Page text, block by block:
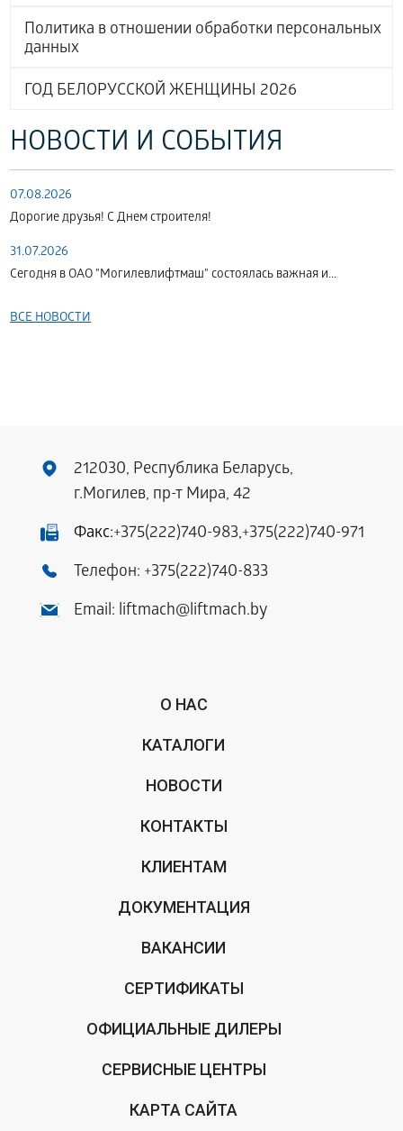
Политика в отношении обработки персональных
данных
ГОД БЕЛОРУССКОЙ ЖЕНЩИНЫ 2026
НОВОСТИ И СОБЫТИЯ
07.08.2026
Дорогие друзья! С Днем строителя!
31.07.2026
Сегодня в ОАО "Могилевлифтмаш" состоялась важная и...
ВСЕ НОВОСТИ
212030, Республика Беларусь,
г.Могилев, пр-т Мира, 42
Факс:+375(222)740-983,+375(222)740-971
Телефон: +375(222)740-833
Email: liftmach@liftmach.by
О НАС
КАТАЛОГИ
НОВОСТИ
КОНТАКТЫ
КЛИЕНТАМ
ДОКУМЕНТАЦИЯ
ВАКАНСИИ
СЕРТИФИКАТЫ
ОФИЦИАЛЬНЫЕ ДИЛЕРЫ
СЕРВИСНЫЕ ЦЕНТРЫ
КАРТА САЙТА